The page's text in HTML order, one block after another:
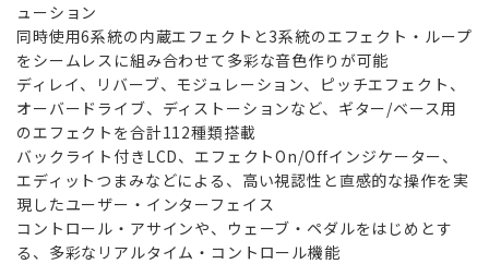
ューション
同時使用6系統の内蔵エフェクトと3系統のエフェクト・ループ
をシームレスに組み合わせて多彩な音色作りが可能
ディレイ、リバーブ、モジュレーション、ピッチエフェクト、
オーバードライブ、ディストーションなど、ギター/ベース用
のエフェクトを合計112種類搭載
バックライト付きLCD、エフェクトOn/Offインジケーター、
エディットつまみなどによる、高い視認性と直感的な操作を実
現したユーザー・インターフェイス
コントロール・アサインや、ウェーブ・ペダルをはじめとす
る、多彩なリアルタイム・コントロール機能